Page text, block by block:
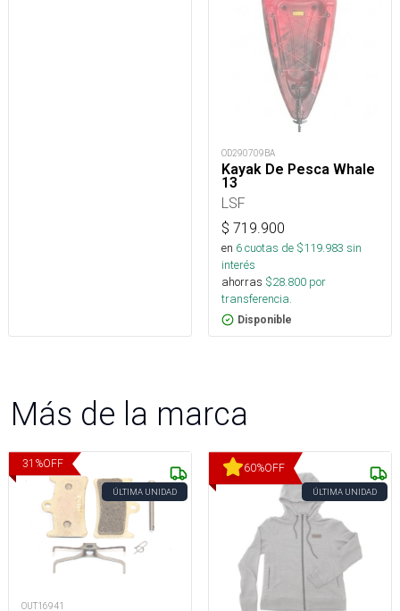
OD290709BA
Kayak De Pesca Whale
13
LSF
$ 719.900
en 6cuotas de $119.983 sin
interés
ahorras $28.800 por
transferencia.
Disponible
Más de la marca
31 %OFF
ÚLTIMA UNIDAD
OUT16941
60%OFF
ÚLTIMA UNIDAD